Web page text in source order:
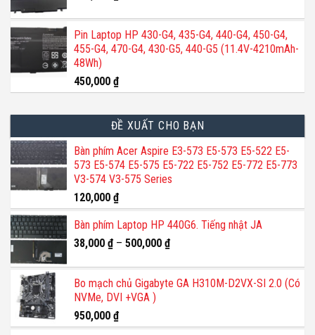
Pin Laptop HP 430-G4, 435-G4, 440-G4, 450-G4,
455-G4, 470-G4, 430-G5, 440-G5 (11.4V-4210mAh-
48Wh)
450,000 ₫
ĐỀ XUẤT CHO BẠN
Bàn phím Acer Aspire E3-573 E5-573 E5-522 E5-
573 E5-574 E5-575 E5-722 E5-752 E5-772 E5-773
V3-574 V3-575 Series
120,000 ₫
Bàn phím Laptop HP 440G6. Tiếng nhật JA
38,000 ₫– 500,000 ₫
Bo mạch chủ Gigabyte GA H310M-D2VX-SI 2.0 (Có
NVMe, DVI +VGA )
950,000 ₫